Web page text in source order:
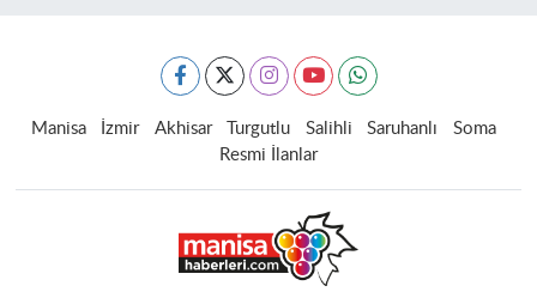
Manisa İzmir Akhisar Turgutlu Salihli Saruhanlı
Soma
Resmi İlanlar